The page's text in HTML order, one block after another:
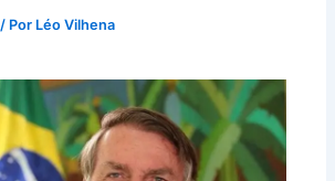
/ Por Léo Vilhena